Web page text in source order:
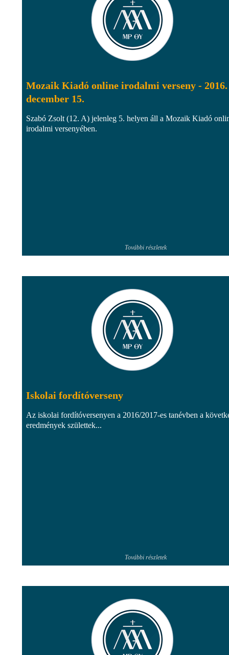
Mozaik Kiadó online irodalmi verseny - 2016.
december 15.
Szabó Zsolt (12. A) jelenleg 5. helyen áll a Mozaik Kiadó
irodalmi versenyében.
További részletek
Iskolai fordítóverseny
Az iskolai fordítóversenyen a 2016/2017-es tanévben a
eredmények születtek...
További részletek